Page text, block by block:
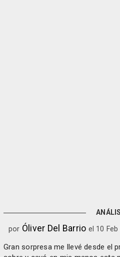
por Óliver Del Barrio el 10
Gran sorpresa me llevé desde el